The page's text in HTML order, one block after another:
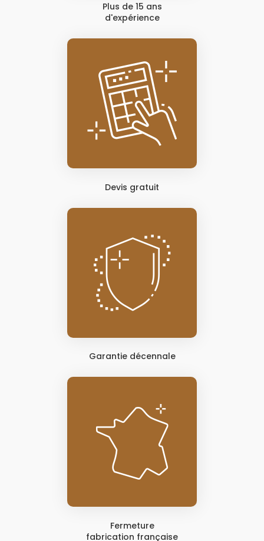
Plus de 15 ans
d'expérience
Devis gratuit
Garantie décennale
Fermeture
fabrication française